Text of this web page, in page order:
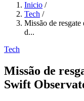
Inicio /
Tech /
Missão de
d...
Tech
Missão de
Swift